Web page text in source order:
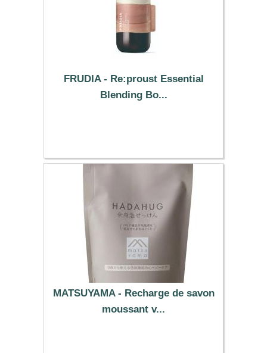
FRUDIA - Re:proust Essential
Blending Bo...
MATSUYAMA - Recharge de savon
moussant v...